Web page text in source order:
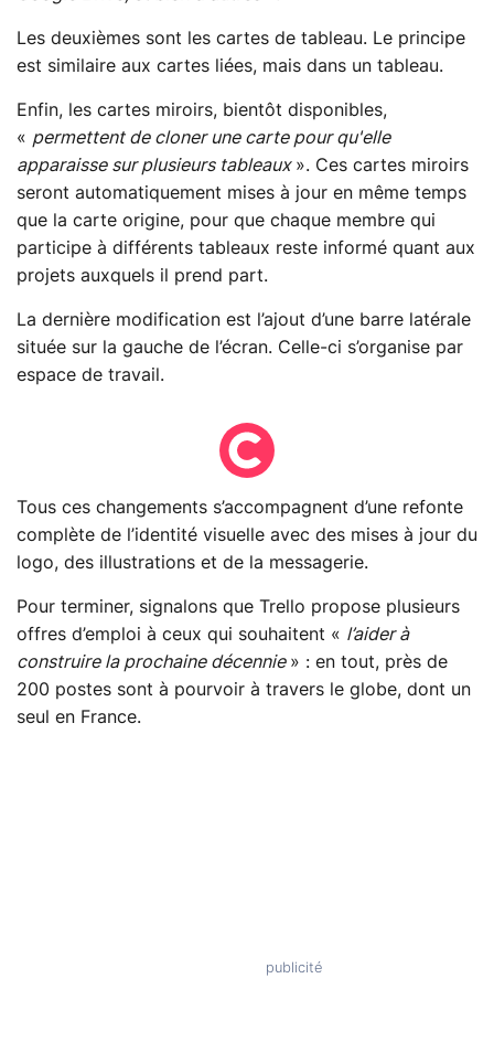
Les deuxièmes sont les cartes de tableau. Le principe
est similaire aux cartes liées, mais dans un tableau.
Enfin, les cartes miroirs, bientôt disponibles,
« permettent de cloner une carte pour qu'elle
apparaisse sur plusieurs tableaux ». Ces cartes miroirs
seront automatiquement mises à jour en même temps
que la carte origine, pour que chaque membre qui
participe à différents tableaux reste informé quant aux
projets auxquels il prend part.
La dernière modification est l’ajout d’une barre latérale
située sur la gauche de l’écran. Celle-ci s’organise par
espace de travail.
Tous ces changements s’accompagnent d’une refonte
complète de l’identité visuelle avec des mises à jour du
logo, des illustrations et de la messagerie.
Pour terminer, signalons que Trello propose plusieurs
offres d’emploi à ceux qui souhaitent « l’aider à
construire la prochaine décennie » : en tout, près de
200 postes sont à pourvoir à travers le globe, dont un
seul en France.